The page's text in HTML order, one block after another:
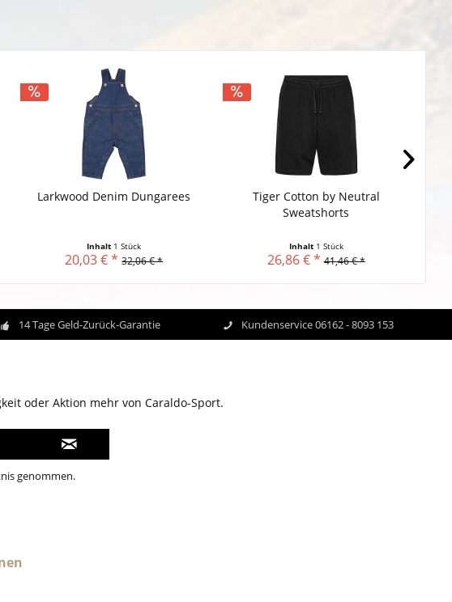
Larkwood Denim Dungarees
Inhalt 1 Stück
20,03 € * 32,06 € *
Tiger Cotton by Neutral
Sweatshorts
Inhalt 1 Stück
26,86 € * 41,46 € *
14 Tage Geld-Zurück-Garantie Kundenservice 06162 - 8093 153
oder Aktion mehr von Caraldo-Sport.
genommen.